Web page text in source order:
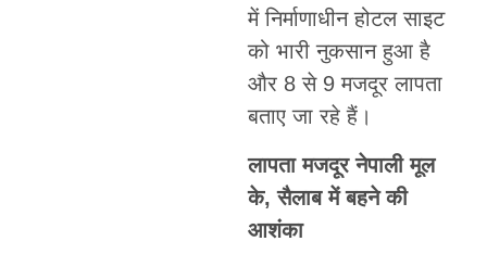
में निर्माणाधीन होटल साइट
को भारी नुकसान हुआ है
और 8 से 9 मजदूर लापता
बताए जा रहे हैं।
लापता मजदूर नेपाली मूल
के, सैलाब में बहने की
आशंका